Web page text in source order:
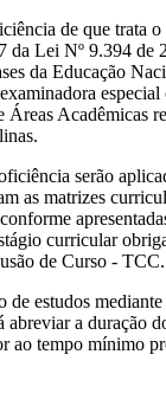
de que trata o
da Lei Nº 9.394 de
da Educação
Áreas Acadêmicas
serão
as matrizes
curricular
de Curso - TCC.
de estudos
a duração
ao tempo mínimo